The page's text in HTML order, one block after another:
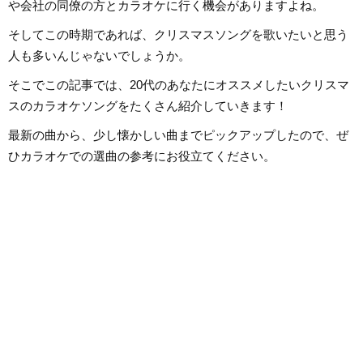
としては35年以上「好きなものが
ないことを常に心がけています。
バンド活動歴あり、作詞作曲を担
当するベーシストという立ち位置
でした。演奏経験のある楽器はベ
から英語の勉強を開始、現在も継
続中です。
ト、高校以降はバ
楽曲紹介記事をは
楽フェスの紹介記
は国内外のロック
近ではJ-POPも広
います。
や会社の同僚の方とカラオケに行く機会がありますよね。
そしてこの時期であれば、クリスマスソングを歌いたいと思う
人も多いんじゃないでしょうか。
そこでこの記事では、20代のあなたにオススメしたいクリスマ
スのカラオケソングをたくさん紹介していきます！
最新の曲から、少し懐かしい曲までピックアップしたので、ぜ
ひカラオケでの選曲の参考にお役立てください。